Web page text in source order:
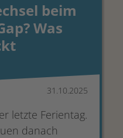
beim
Was
letzte Ferientag.
danach
31.10.2025